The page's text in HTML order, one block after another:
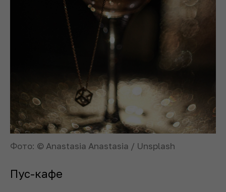
Фото: © Anastasia Anastasia / Unsplash
Пус-кафе